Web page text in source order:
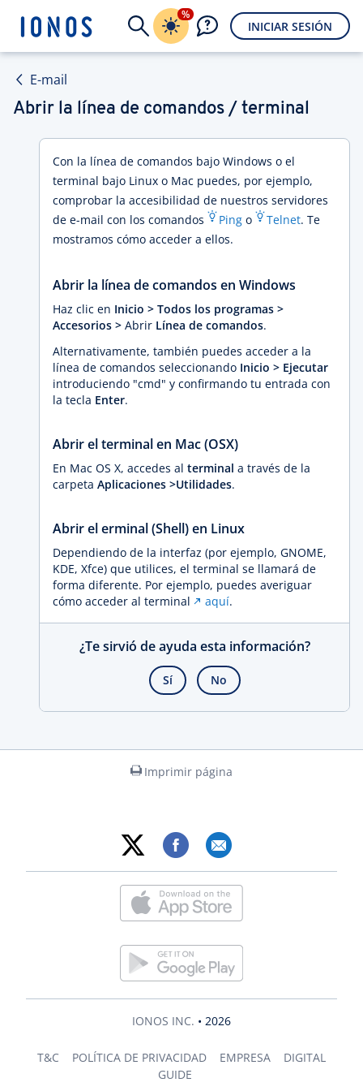
%
INICIAR SESIÓN
E-mail
Abrir la línea de comandos / terminal
Con la línea de comandos bajo Windows o el
terminal bajo Linux o Mac puedes, por ejemplo,
comprobar la accesibilidad de nuestros servidores
de e-mail con los comandos
Ping o Telnet. Te
mostramos cómo acceder a ellos.
Abrir la línea de comandos en Windows
Haz clic en Inicio > Todos los programas >
Accesorios > Abrir Línea de comandos.
Alternativamente, también puedes acceder a la
línea de comandos seleccionando Inicio > Ejecutar
introduciendo "cmd" y confirmando tu entrada con
la tecla Enter.
Abrir el terminal en Mac (OSX)
En Mac OS X, accedes al terminal a través de la
carpeta Aplicaciones >Utilidades.
Abrir el erminal (Shell) en Linux
Dependiendo de la interfaz (por ejemplo, GNOME,
KDE, Xfce) que utilices, el terminal se llamará de
forma diferente. Por ejemplo, puedes averiguar
cómo acceder al terminal
aquí.
¿Te sirvió de ayuda esta información?
Sí No
Imprimir página
IONOS INC. • 2026
T&C POLÍTICA DE PRIVACIDAD EMPRESA
DIGITAL
GUIDE